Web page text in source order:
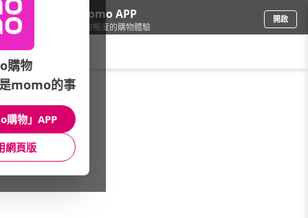
下載momo APP
給你3倍流暢度的購物體驗
開啟
車/機車用品/安全帽
館長推薦 月銷量
購物
momo的事
購物」APP
網頁版